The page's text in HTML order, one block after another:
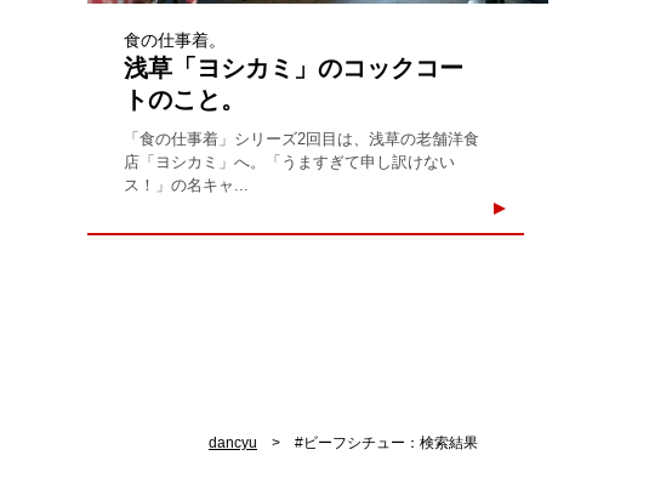
食の仕事着。
浅草「ヨシカミ」のコックコー
トのこと。
「食の仕事着」シリーズ2回目は、浅草の老舗洋食
店「ヨシカミ」へ。「うますぎて申し訳けない
ス！」の名キャ...
dancyu #ビーフシチュー：検索結果